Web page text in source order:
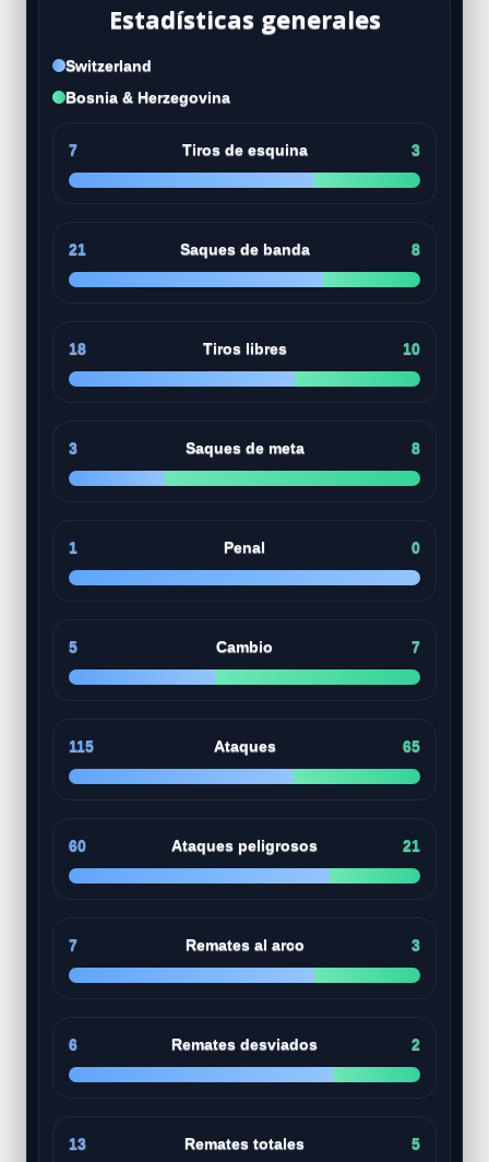
Estadísticas generales
Switzerland
Bosnia & Herzegovina
7 Tiros de esquina 3
21 Saques de banda 8
18 Tiros libres 10
3 Saques de meta 8
1 Penal 0
5 Cambio 7
115 Ataques 65
60 Ataques peligrosos 21
7 Remates al arco 3
6 Remates desviados 2
13 Remates totales 5